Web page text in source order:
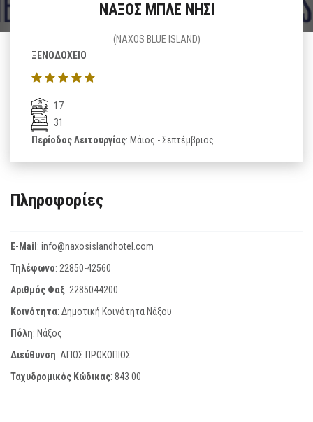
ΝΑΞΟΣ ΜΠΛΕ ΝΗΣΙ
(NAXOS BLUE ISLAND)
ΞΕΝΟΔΟΧΕΙΟ
17
31
Περίοδος Λειτουργίας: Μάιος - Σεπτέμβριος
Πληροφορίες
E-Mail: info@naxosislandhotel.com
Τηλέφωνο: 22850-42560
Αριθμός Φαξ: 2285044200
Κοινότητα: Δημοτική Κοινότητα Νάξου
Πόλη: Νάξος
Διεύθυνση: ΑΓΙΟΣ ΠΡΟΚΟΠΙΟΣ
Ταχυδρομικός Κώδικας: 843 00